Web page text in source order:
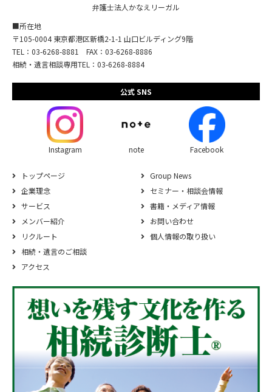
弁護士法人かなえリーガル
■所在地
〒105-0004 東京都港区新橋2-1-1 山口ビルディング9階
TEL：03-6268-8881 FAX：03-6268-8886
相続・遺言相談専用TEL：03-6268-8884
公式 SNS
Instagram note Facebook
トップページ
企業理念
サービス
メンバー紹介
リクルート
相続‧遺⾔のご相談
アクセス
Group News
セミナー・相談会情報
書籍・メディア情報
お問い合わせ
個人情報の取り扱い